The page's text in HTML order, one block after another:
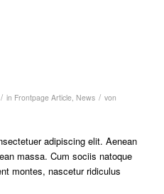
/ in Frontpage Article, News / von
adipiscing elit. Aenean
massa. Cum sociis natoque
montes, nascetur ridiculus